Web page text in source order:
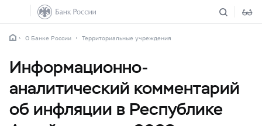
О Банке России Территориальные учреждения
Информационно-
аналитический комментарий
об инфляции в Республике